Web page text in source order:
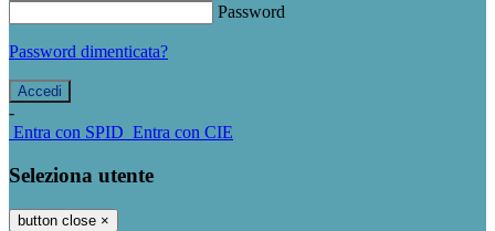
Password
Password dimenticata?
-
Entra con SPID Entra con CIE
Seleziona utente
button close ×